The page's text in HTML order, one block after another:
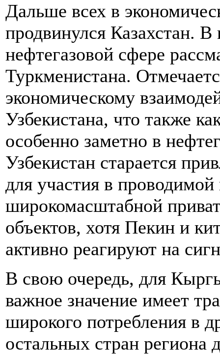
Дальше всех в
продвинулся Казахстан. В
нефтегазовой сфере
Туркменистана.
экономическому
Узбекистана, что также
особенно заметно в
Узбекистан старается
для участия в
широкомасштабной
объектов, хотя Пекин и
активно реагируют на
В свою очередь, для
важное значение имеет
широкого потребления в
остальных стран региона